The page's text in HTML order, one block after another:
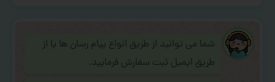
شما می توانید از طریق انواع پیام رسان ها یا از
طریق ایمیل ثبت سفارش فرمایید.